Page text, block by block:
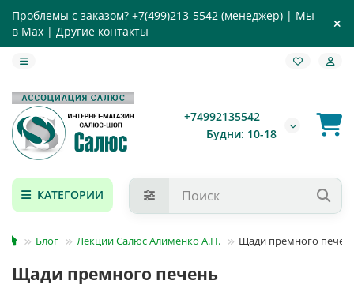
Проблемы с заказом? +7(499)213-5542 (менеджер) | Мы
в Max | Другие контакты
+74992135542
Будни: 10-18
КАТЕГОРИИ
Блог Лекции Салюс Алименко А.Н. Щади премного
Щади премного печень